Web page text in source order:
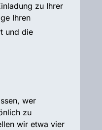
zu Ihrer
Ihren
die
wer
zu
wir etwa vier